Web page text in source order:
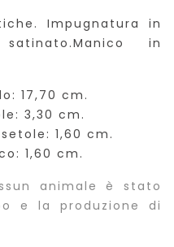
Impugnatura in
in
17,70 cm.
3,30 cm.
1,60 cm.
1,60 cm.
animale è stato
e la produzione di